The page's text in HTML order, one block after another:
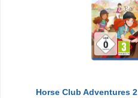
Horse Club Adventures 2